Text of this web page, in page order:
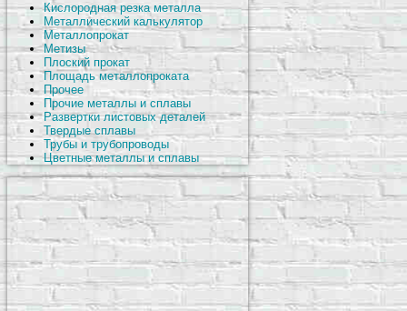
Кислородная резка металла
Металлический калькулятор
Металлопрокат
Метизы
Плоский прокат
Площадь металлопроката
Прочее
Прочие металлы и сплавы
Развертки листовых деталей
Твердые сплавы
Трубы и трубопроводы
Цветные металлы и сплавы